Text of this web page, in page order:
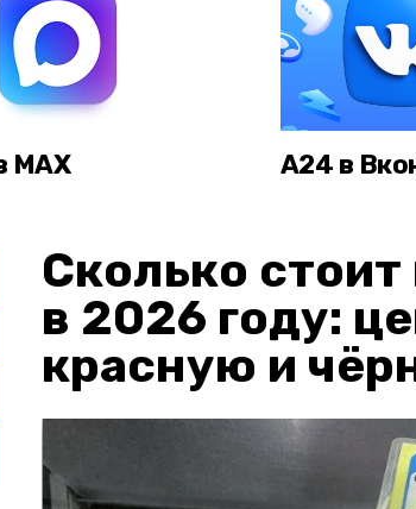
MAX А24 в
Сколько
в 2026 году:
красную и